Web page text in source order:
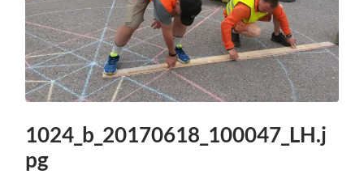
1024_b_20170618_100047_LH.j
pg